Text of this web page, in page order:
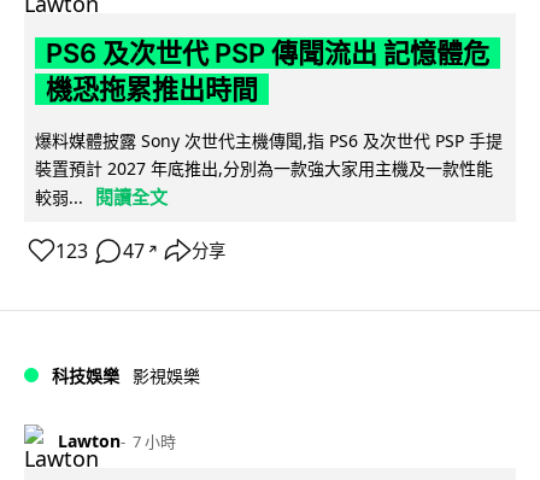
PS6 及次世代 PSP 傳聞流出 記憶體危
機恐拖累推出時間
爆料媒體披露 Sony 次世代主機傳聞,指 PS6 及次世代 PSP 手提
裝置預計 2027 年底推出,分別為一款強大家用主機及一款性能
較弱...
閱讀全文
123 47 ↗ 分享
科技娛樂 影視娛樂
Lawton 7 小時